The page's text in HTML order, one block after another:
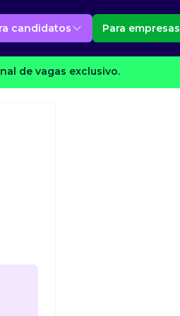
candidatos Para empresas
de vagas exclusivo.